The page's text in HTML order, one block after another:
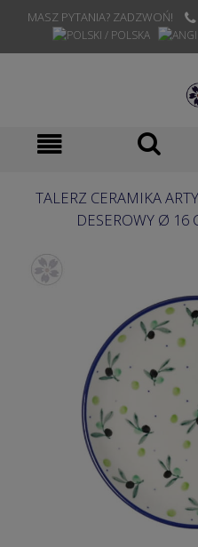
MASZ PYTANIA? ZADZWOŃ!
TALERZ CERAMIKA
DESEROWY Ø 16